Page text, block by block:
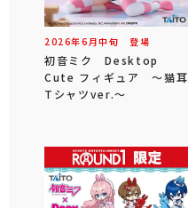
2026年6 月中旬 登場
初音ミク Desktop
Cute フィギュア ～猫耳
Tシャツver.～